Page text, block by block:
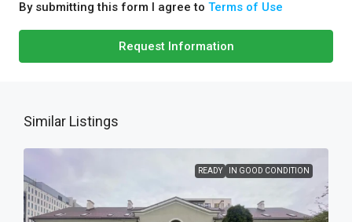
By submitting this form I agree to Terms of Use
Request Information
Similar Listings
READY IN GOOD CONDITION